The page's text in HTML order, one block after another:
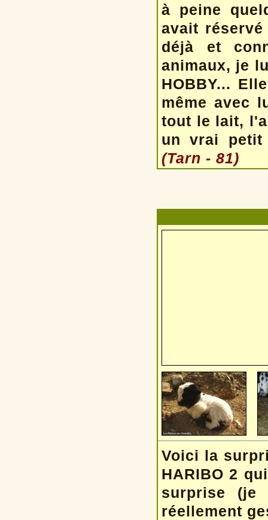
à peine
avait
déjà et
animaux, je
HOBBY...
même avec
tout le lait,
un vrai
(Tarn - 81)
Voici la
HARIBO 2
surprise (je
réellement